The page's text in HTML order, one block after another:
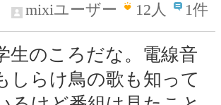
mixiユーザー
12人 1件
生のころだな。電線音
しらけ鳥の歌も知って